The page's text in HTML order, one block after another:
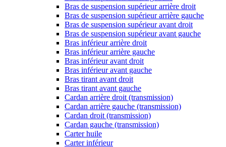
Bras de suspension supérieur arrière droit
Bras de suspension supérieur arrière gauche
Bras de suspension supérieur avant droit
Bras de suspension supérieur avant gauche
Bras inférieur arrière droit
Bras inférieur arrière gauche
Bras inférieur avant droit
Bras inférieur avant gauche
Bras tirant avant droit
Bras tirant avant gauche
Cardan arrière droit (transmission)
Cardan arrière gauche (transmission)
Cardan droit (transmission)
Cardan gauche (transmission)
Carter huile
Carter inférieur